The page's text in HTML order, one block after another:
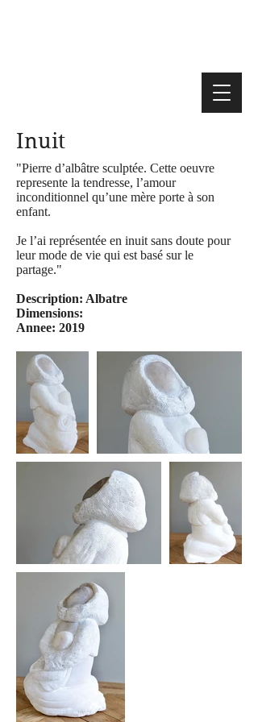
Inuit
"Pierre d’albâtre sculptée. Cette oeuvre
represente la tendresse, l’amour
inconditionnel qu’une mère porte à son
enfant.
Je l’ai représentée en inuit sans doute pour
leur mode de vie qui est basé sur le
partage."
Description: Albatre
Dimensions:
Annee: 2019